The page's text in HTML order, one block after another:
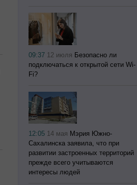
09:37 12 июля Безопасно ли
подключаться к открытой сети Wi-
Fi?
12:05 14 мая Мэрия Южно-
Сахалинска заявила, что при
развитии застроенных территорий
прежде всего учитываются
интересы людей